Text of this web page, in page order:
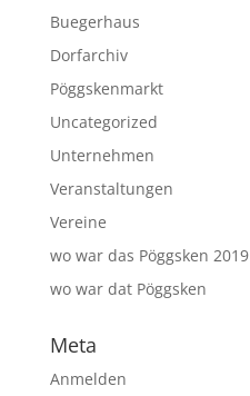
Buegerhaus
Dorfarchiv
Pöggskenmarkt
Uncategorized
Unternehmen
Veranstaltungen
Vereine
wo war das Pöggsken 2019
wo war dat Pöggsken
Meta
Anmelden